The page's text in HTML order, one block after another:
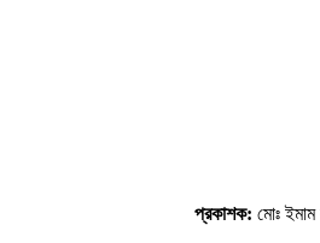
প্রকাশক: মোঃ ইমাম